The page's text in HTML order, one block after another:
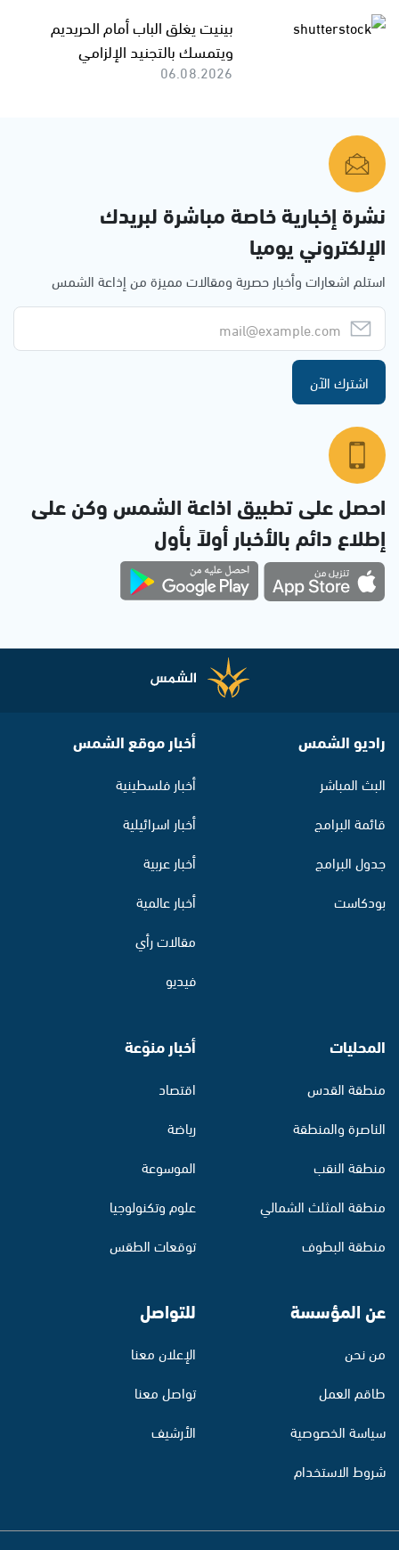
بينيت يغلق الباب أمام الحريديم
ويتمسك بالتجنيد الإلزامي
06.08.2026
نشرة إخبارية خاصة مباشرة لبريدك
الإلكتروني يوميا
استلم اشعارات وأخبار حصرية ومقالات مميزة من إذاعة الشمس
اشترك الآن
احصل على تطبيق اذاعة الشمس وكن على
إطلاع دائم بالأخبار أولاً بأول
راديو الشمس
البث المباشر
قائمة البرامج
جدول البرامج
بودكاست
أخبار موقع الشمس
أخبار فلسطينية
أخبار اسرائيلية
أخبار عربية
أخبار عالمية
مقالات رأي
فيديو
المحليات
منطقة القدس
الناصرة والمنطقة
منطقة النقب
منطقة المثلث الشمالي
منطقة البطوف
أخبار منوّعة
اقتصاد
رياضة
الموسوعة
علوم وتكنولوجيا
توقعات الطقس
عن المؤسسة
من نحن
طاقم العمل
سياسة الخصوصية
شروط الاستخدام
للتواصل
الإعلان معنا
تواصل معنا
الأرشيف